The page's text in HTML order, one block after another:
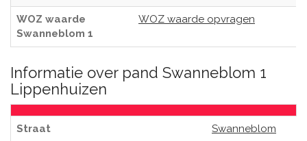
WOZ waarde
Swanneblom 1
WOZ waarde opvragen
Informatie over pand Swanneblom 1
Lippenhuizen
Straat Swanneblom